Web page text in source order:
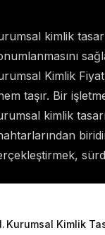
kimlik
Kimlik
taşır. Bir
kimlik
Kurumsal Kimlik